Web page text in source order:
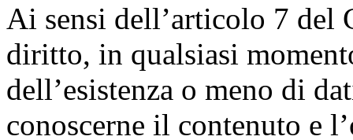
Ai sensi dell’articolo 7 del
diritto, in qualsiasi
dell’esistenza o meno di
conoscerne il contenuto e